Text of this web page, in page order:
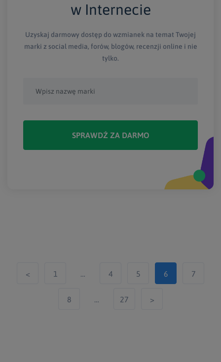
w Internecie
Uzyskaj darmowy dostęp do wzmianek na temat Twojej
marki z social media, forów, blogów, recenzji online i nie
tylko.
SPRAWDŹ ZA DARMO
< 1 … 4 5 6 7
8 … 27 >